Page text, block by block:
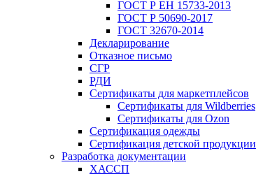
ГОСТ Р ЕН 15733-2013
ГОСТ Р 50690-2017
ГОСТ 32670-2014
Декларирование
Отказное письмо
СГР
РДИ
Сертификаты для маркетплейсов
Сертификаты для Wildberries
Сертификаты для Ozon
Сертификация одежды
Сертификация детской продукции
Разработка документации
ХАССП